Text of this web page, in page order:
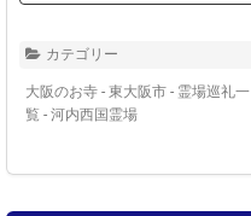
カテゴリー
大阪のお寺 - 東大阪市 - 霊場巡礼一
覧 - 河内西国霊場